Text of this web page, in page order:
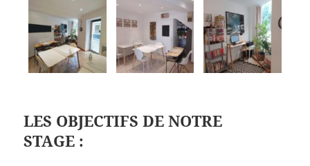
LES OBJECTIFS DE NOTRE
STAGE :